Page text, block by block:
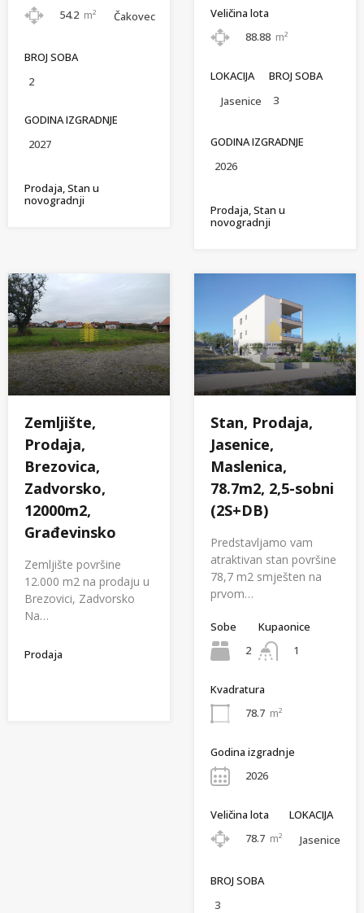
54.2 m²
Čakovec
BROJ SOBA
2
GODINA IZGRADNJE
2027
Prodaja, Stan u
novogradnji
Veličina lota
88.88 m²
LOKACIJA
Jasenice
BROJ SOBA
3
GODINA IZGRADNJE
2026
Prodaja, Stan u
novogradnji
Zemljište,
Prodaja,
Brezovica,
Zadvorsko,
12000m2,
Građevinsko
Zemljište površine
12.000 m2 na prodaju u
Brezovici, Zadvorsko
Na…
Prodaja
Stan, Prodaja,
Jasenice,
Maslenica,
78.7m2, 2,5-sobni
(2S+DB)
Predstavljamo vam
atraktivan stan površine
78,7 m2 smješten na
prvom…
Sobe
2
Kupaonice
1
Kvadratura
78.7 m²
Godina izgradnje
2026
Veličina lota
78.7 m²
LOKACIJA
Jasenice
BROJ SOBA
3